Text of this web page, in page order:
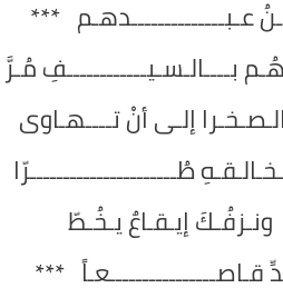
عـبــــــــــــــدهـم ***
بــــالـسـيــــــــــــفِ مُـرَّ
إلـى أنْ تــــهـاوى
طُــــــــــــــــــــــرّا
ونـزفُـكَ إيـقـاعٌ يـخُـطّ
قـاصــــــــــــــــعـاً ***